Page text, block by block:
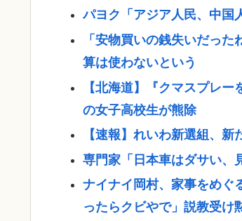
パヨク「アジア人民、中国
「安物買いの銭失いだっ
算は使わないという
【北海道】『クマスプレ
の女子高校生が熊除
【速報】れいわ新選組、
専門家「日本車はダサい、
ナイナイ岡村、家事をめぐ
ったらクビやで」説教受け